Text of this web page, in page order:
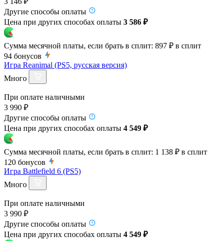
Другие способы оплаты
Цена при других способах оплаты 3 586 ₽
Сумма месячной платы, если брать в сплит: 897 ₽ в сплит
94 бонусов
Игра Reanimal (PS5, русская версия)
Много
При оплате наличными
3 990 ₽
Другие способы оплаты
Цена при других способах оплаты 4 549 ₽
Сумма месячной платы, если брать в сплит: 1 138 ₽ в сплит
120 бонусов
Игра Battlefield 6 (PS5)
Много
При оплате наличными
3 990 ₽
Другие способы оплаты
Цена при других способах оплаты 4 549 ₽